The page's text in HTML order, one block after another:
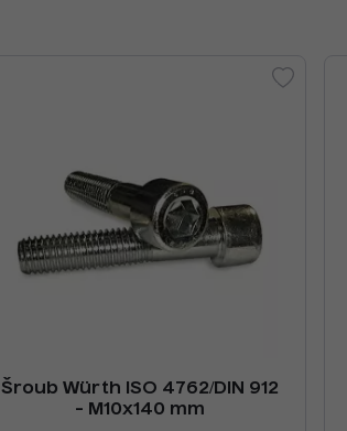
Šroub Würth ISO 4762/DIN 912
- M10x140 mm